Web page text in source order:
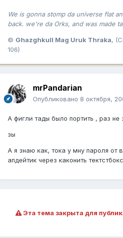
We is gonna stomp da universe flat
back. we're da Orks, and was made
© Ghazghkull Mag Uruk Thraka,
106)
mrPandarian
Опубликовано 8 октября,
А фигли тады было портить , раз не
зы
А я знаю как, тока у мну пароля от
апдейтик через каконить
Эта тема закрыта для